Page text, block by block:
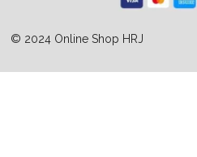
© 2024 Online Shop HRJ